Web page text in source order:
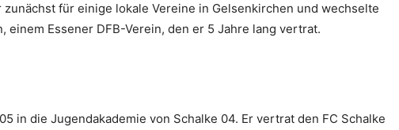
für einige lokale Vereine in Gelsenkirchen und wechselte
einem Essener DFB-Verein, den er 5 Jahre lang vertrat.
in die Jugendakademie von Schalke 04. Er vertrat den FC Schalke